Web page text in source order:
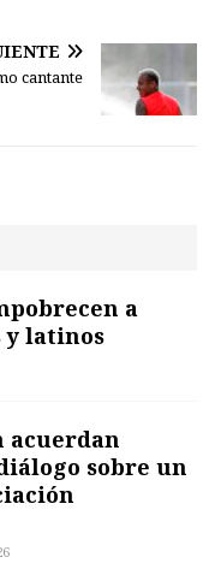
cantante
a
y latinos
acuerdan
sobre un